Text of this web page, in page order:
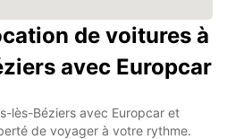
de voitures à
avec Europcar
lès-Béziers avec Europcar et
de voyager à votre rythme.